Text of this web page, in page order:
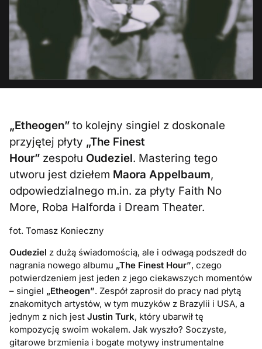
„Etheogen” to kolejny singiel z doskonale
przyjętej płyty „The Finest
Hour” zespołu Oudeziel. Mastering tego
utworu jest dziełem Maora Appelbaum,
odpowiedzialnego m.in. za płyty Faith No
More, Roba Halforda i Dream Theater.
fot. Tomasz Konieczny
Oudeziel z dużą świadomością, ale i odwagą podszedł do
nagrania nowego albumu „The Finest Hour”, czego
potwierdzeniem jest jeden z jego ciekawszych momentów
– singiel „Etheogen”. Zespół zaprosił do pracy nad płytą
znakomitych artystów, w tym muzyków z Brazylii i USA, a
jednym z nich jestJustin Turk, który ubarwił tę
kompozycję swoim wokalem. Jak wyszło? Soczyste,
gitarowe brzmienia i bogate motywy instrumentalne